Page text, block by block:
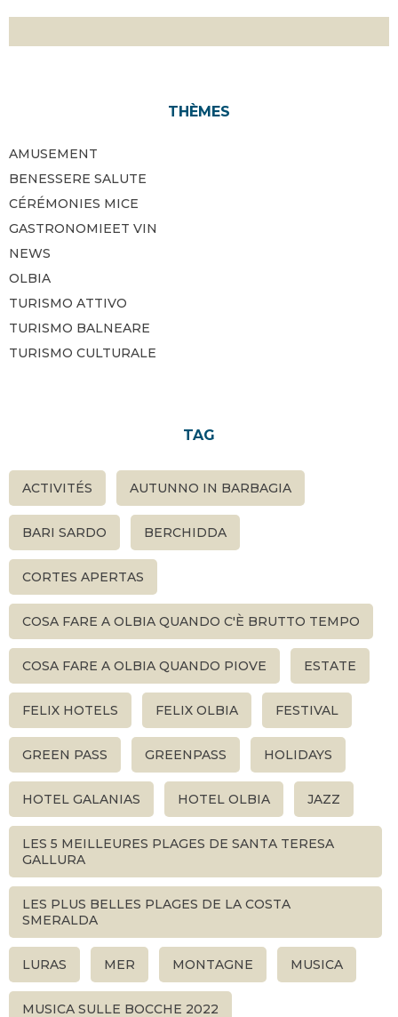
THÈMES
AMUSEMENT
BENESSERE SALUTE
CÉRÉMONIES MICE
GASTRONOMIEET VIN
NEWS
OLBIA
TURISMO ATTIVO
TURISMO BALNEARE
TURISMO CULTURALE
TAG
ACTIVITÉS AUTUNNO IN BARBAGIA
BARI SARDO BERCHIDDA
CORTES APERTAS
COSA FARE A OLBIA QUANDO C'È BRUTTO TEMPO
COSA FARE A OLBIA QUANDO PIOVE ESTATE
FELIX HOTELS FELIX OLBIA FESTIVAL
GREEN PASS GREENPASS HOLIDAYS
HOTEL GALANIAS HOTEL OLBIA JAZZ
LES 5 MEILLEURES PLAGES DE SANTA TERESA
GALLURA
LES PLUS BELLES PLAGES DE LA COSTA
SMERALDA
LURAS MER MONTAGNE MUSICA
MUSICA SULLE BOCCHE 2022